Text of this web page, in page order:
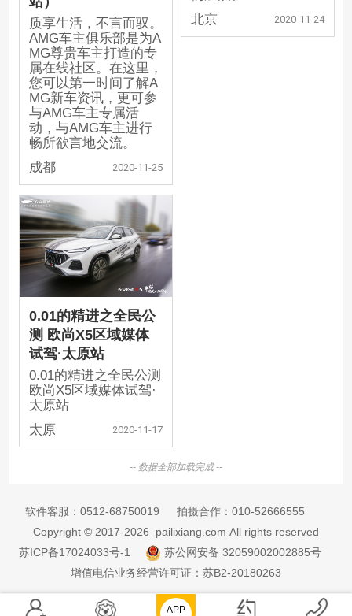
质享生活，不言而驭。
AMG车主俱乐部是为A
MG尊贵车主打造的专
属在线社区。在这里，
您可以第一时间了解A
MG新车资讯，更可参
与AMG车主专属活
动，与AMG车主进行
畅所欲言地交流。
成都
2020-11-25
0.01的精进之全民公
测 欧尚X5区域媒体
试驾·太原站
0.01的精进之全民公测
欧尚X5区域媒体试驾·
太原站
太原
2020-11-17
北京
2020-11-24
-- 数据全部加载完成 --
软件客服： 0512-68750019 拍摄合作： 010-52666555
Copyright © 2017-2026 pailixiang.com All rights reserved
苏ICP备17024033号-1
苏公网安备 32059002002885号
增值电信业务经营许可证：苏B2-20180263
APP